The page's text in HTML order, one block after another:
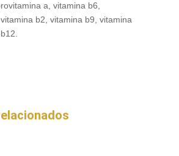
a, vitamina b6,
b2, vitamina b9, vitamina